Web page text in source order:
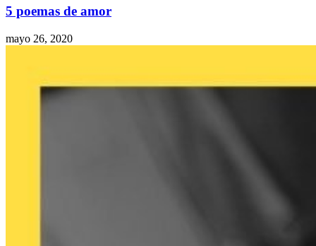
5 poemas de amor
mayo 26, 2020